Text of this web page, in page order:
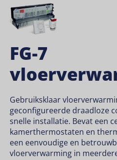
FG-7
Gebruiksklaar
geconfigureerde draadloze
snelle installatie. Bevat een
kamerthermostaten en
een eenvoudige en
vloerverwarming in